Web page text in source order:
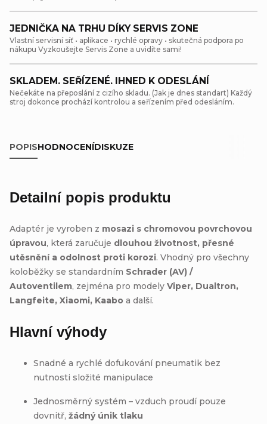
JEDNIČKA NA TRHU DÍKY SERVIS ZONE
Vlastní servisní síť • aplikace • rychlé opravy • skutečná podpora po
nákupu Vyzkoušejte Servis Zone a uvidíte sami!
SKLADEM. SEŘÍZENÉ. IHNED K ODESLÁNÍ
Nečekáte na přeposlání z cizího skladu. (Jak je dnes standart) Každý
stroj dokonce prochází kontrolou a seřízením před odesláním.
POPISHODNOCENÍDISKUZE
Detailní popis produktu
Adaptér je vyroben z mosazi s chromovou povrchovou
úpravou, která zaručuje dlouhou životnost, přesné
utěsnění a odolnost proti korozi. Vhodný pro všechny
koloběžky se standardním Schrader (AV) /
Autoventilem, zejména pro modely Viper, Dualtron,
Langfeite, Xiaomi, Kaabo a další.
Hlavní výhody
Snadné a rychlé dofukování pneumatik bez
nutnosti složité manipulace
Jednosměrný systém – vzduch proudí pouze
dovnitř, žádný únik tlaku